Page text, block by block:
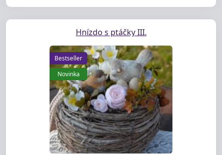
Hnízdo s ptáčky III.
Bestseller
Novinka